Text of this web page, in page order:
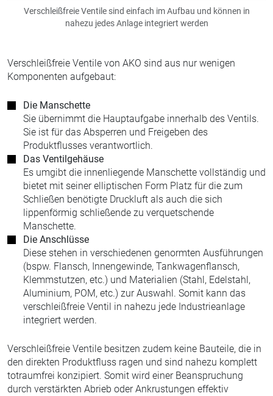
Verschleißfreie Ventile sind einfach im Aufbau und können in
nahezu jedes Anlage integriert werden
Verschleißfreie Ventile von AKO sind aus nur wenigen
Komponenten aufgebaut:
Die Manschette
Sie übernimmt die Hauptaufgabe innerhalb des Ventils.
Sie ist für das Absperren und Freigeben des
Produktflusses verantwortlich.
Das Ventilgehäuse
Es umgibt die innenliegende Manschette vollständig und
bietet mit seiner elliptischen Form Platz für die zum
Schließen benötigte Druckluft als auch die sich
lippenförmig schließende zu verquetschende
Manschette.
Die Anschlüsse
Diese stehen in verschiedenen genormten Ausführungen
(bspw. Flansch, Innengewinde, Tankwagenflansch,
Klemmstutzen, etc.) und Materialien (Stahl, Edelstahl,
Aluminium, POM, etc.) zur Auswahl. Somit kann das
verschleißfreie Ventil in nahezu jede Industrieanlage
integriert werden.
Verschleißfreie Ventile besitzen zudem keine Bauteile, die in
den direkten Produktfluss ragen und sind nahezu komplett
totraumfrei konzipiert. Somit wird einer Beanspruchung
durch verstärkten Abrieb oder Ankrustungen effektiv